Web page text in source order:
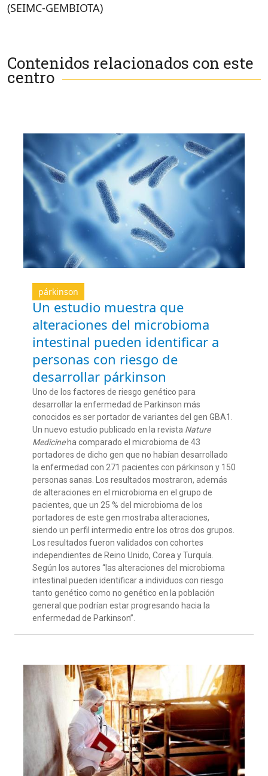
(SEIMC-GEMBIOTA)
Contenidos relacionados con este
centro
párkinson
Un estudio muestra que
alteraciones del microbioma
intestinal pueden identificar a
personas con riesgo de
desarrollar párkinson
Uno de los factores de riesgo genético para
desarrollar la enfermedad de Parkinson más
conocidos es ser portador de variantes del gen GBA1.
Un nuevo estudio publicado en la revista Nature
Medicineha comparado el microbioma de 43
portadores de dicho gen que no habían desarrollado
la enfermedad con 271 pacientes con párkinson y 150
personas sanas. Los resultados mostraron, además
de alteraciones en el microbioma en el grupo de
pacientes, que un 25 % del microbioma de los
portadores de este gen mostraba alteraciones,
siendo un perfil intermedio entre los otros dos grupos.
Los resultados fueron validados con cohortes
independientes de Reino Unido, Corea y Turquía.
Según los autores “las alteraciones del microbioma
intestinal pueden identificar a individuos con riesgo
tanto genético como no genético en la población
general que podrían estar progresando hacia la
enfermedad de Parkinson”.